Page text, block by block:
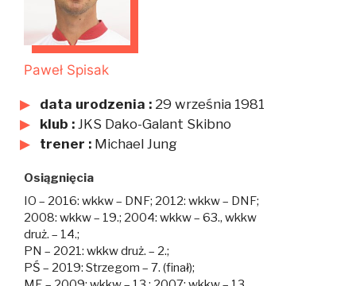
Paweł Spisak
data urodzenia : 29 września 1981
klub : JKS Dako-Galant Skibno
trener : Michael Jung
Osiągnięcia
IO – 2016: wkkw – DNF; 2012: wkkw – DNF;
2008: wkkw – 19.; 2004: wkkw – 63., wkkw
druż. – 14.;
PN – 2021: wkkw druż. – 2.;
PŚ – 2019: Strzegom – 7. (finał);